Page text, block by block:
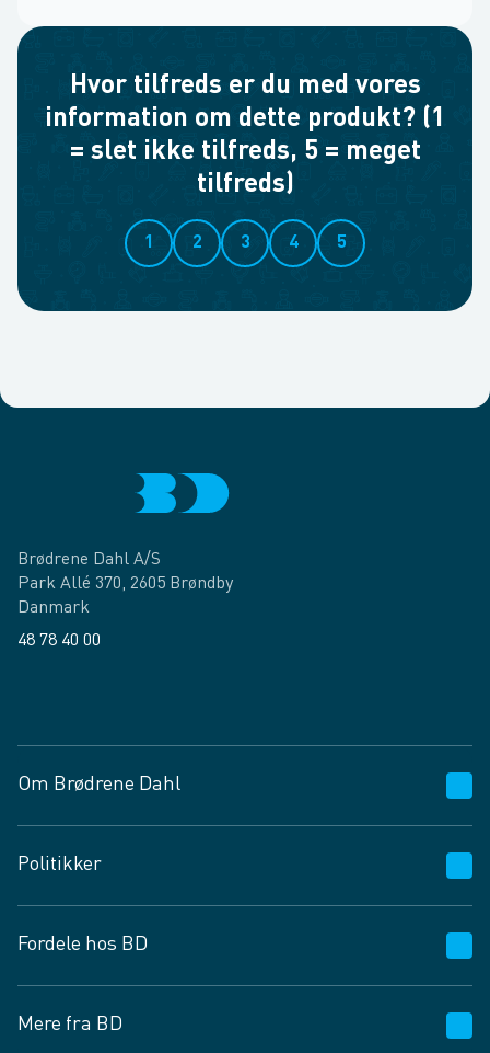
Hvor tilfreds er du med vores
information om dette produkt? (1
= slet ikke tilfreds, 5 = meget
tilfreds)
1 2 3 4 5
Brødrene Dahl A/S
Park Allé 370, 2605 Brøndby
Danmark
48 78 40 00
Om Brødrene Dahl
Vagttelefon 30 10 89 89
Spørgsmål og svar
Job og karriere
Fødevarekontrolrapport
Politikker
Privatlivspolitik
Cookies
Vilkår og betingelser
Fordele hos BD
BD app
Mere fra BD